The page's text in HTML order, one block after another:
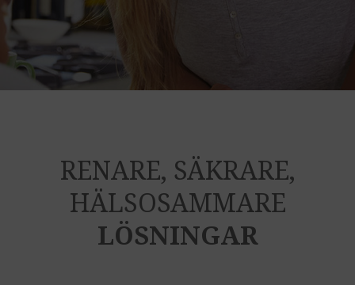
RENARE, SÄKRARE,
HÄLSOSAMMARE
LÖSNINGAR